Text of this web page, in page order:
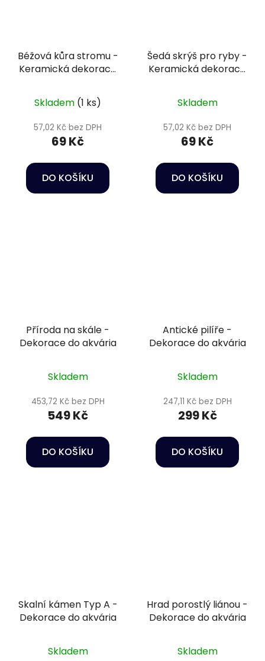
Béžová kůra stromu -
Keramická dekorace
Skladem (1 ks)
57,02 Kč bez DPH
69 Kč
DO KOŠÍKU
Šedá skrýš pro ryby -
Keramická dekorace
Skladem
57,02 Kč bez DPH
69 Kč
DO KOŠÍKU
Příroda na skále -
Dekorace do akvária
Skladem
453,72 Kč bez DPH
549 Kč
DO KOŠÍKU
Antické pilíře -
Dekorace do akvária
Skladem
247,11 Kč bez DPH
299 Kč
DO KOŠÍKU
Skalní kámen Typ A -
Dekorace do akvária
Skladem
Hrad porostlý liánou -
Dekorace do akvária
Skladem